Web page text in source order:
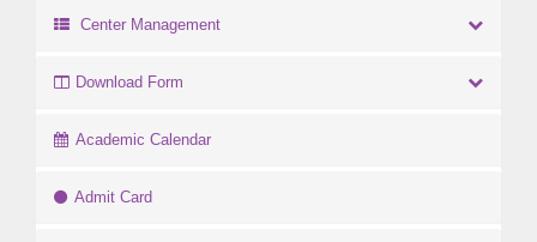
Center Management
Download Form
Academic Calendar
Admit Card